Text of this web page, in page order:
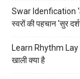
Swar Idenfication
स्वरों की पहचान ‘सुर
Learn Rhythm Lay
खाली क्या है